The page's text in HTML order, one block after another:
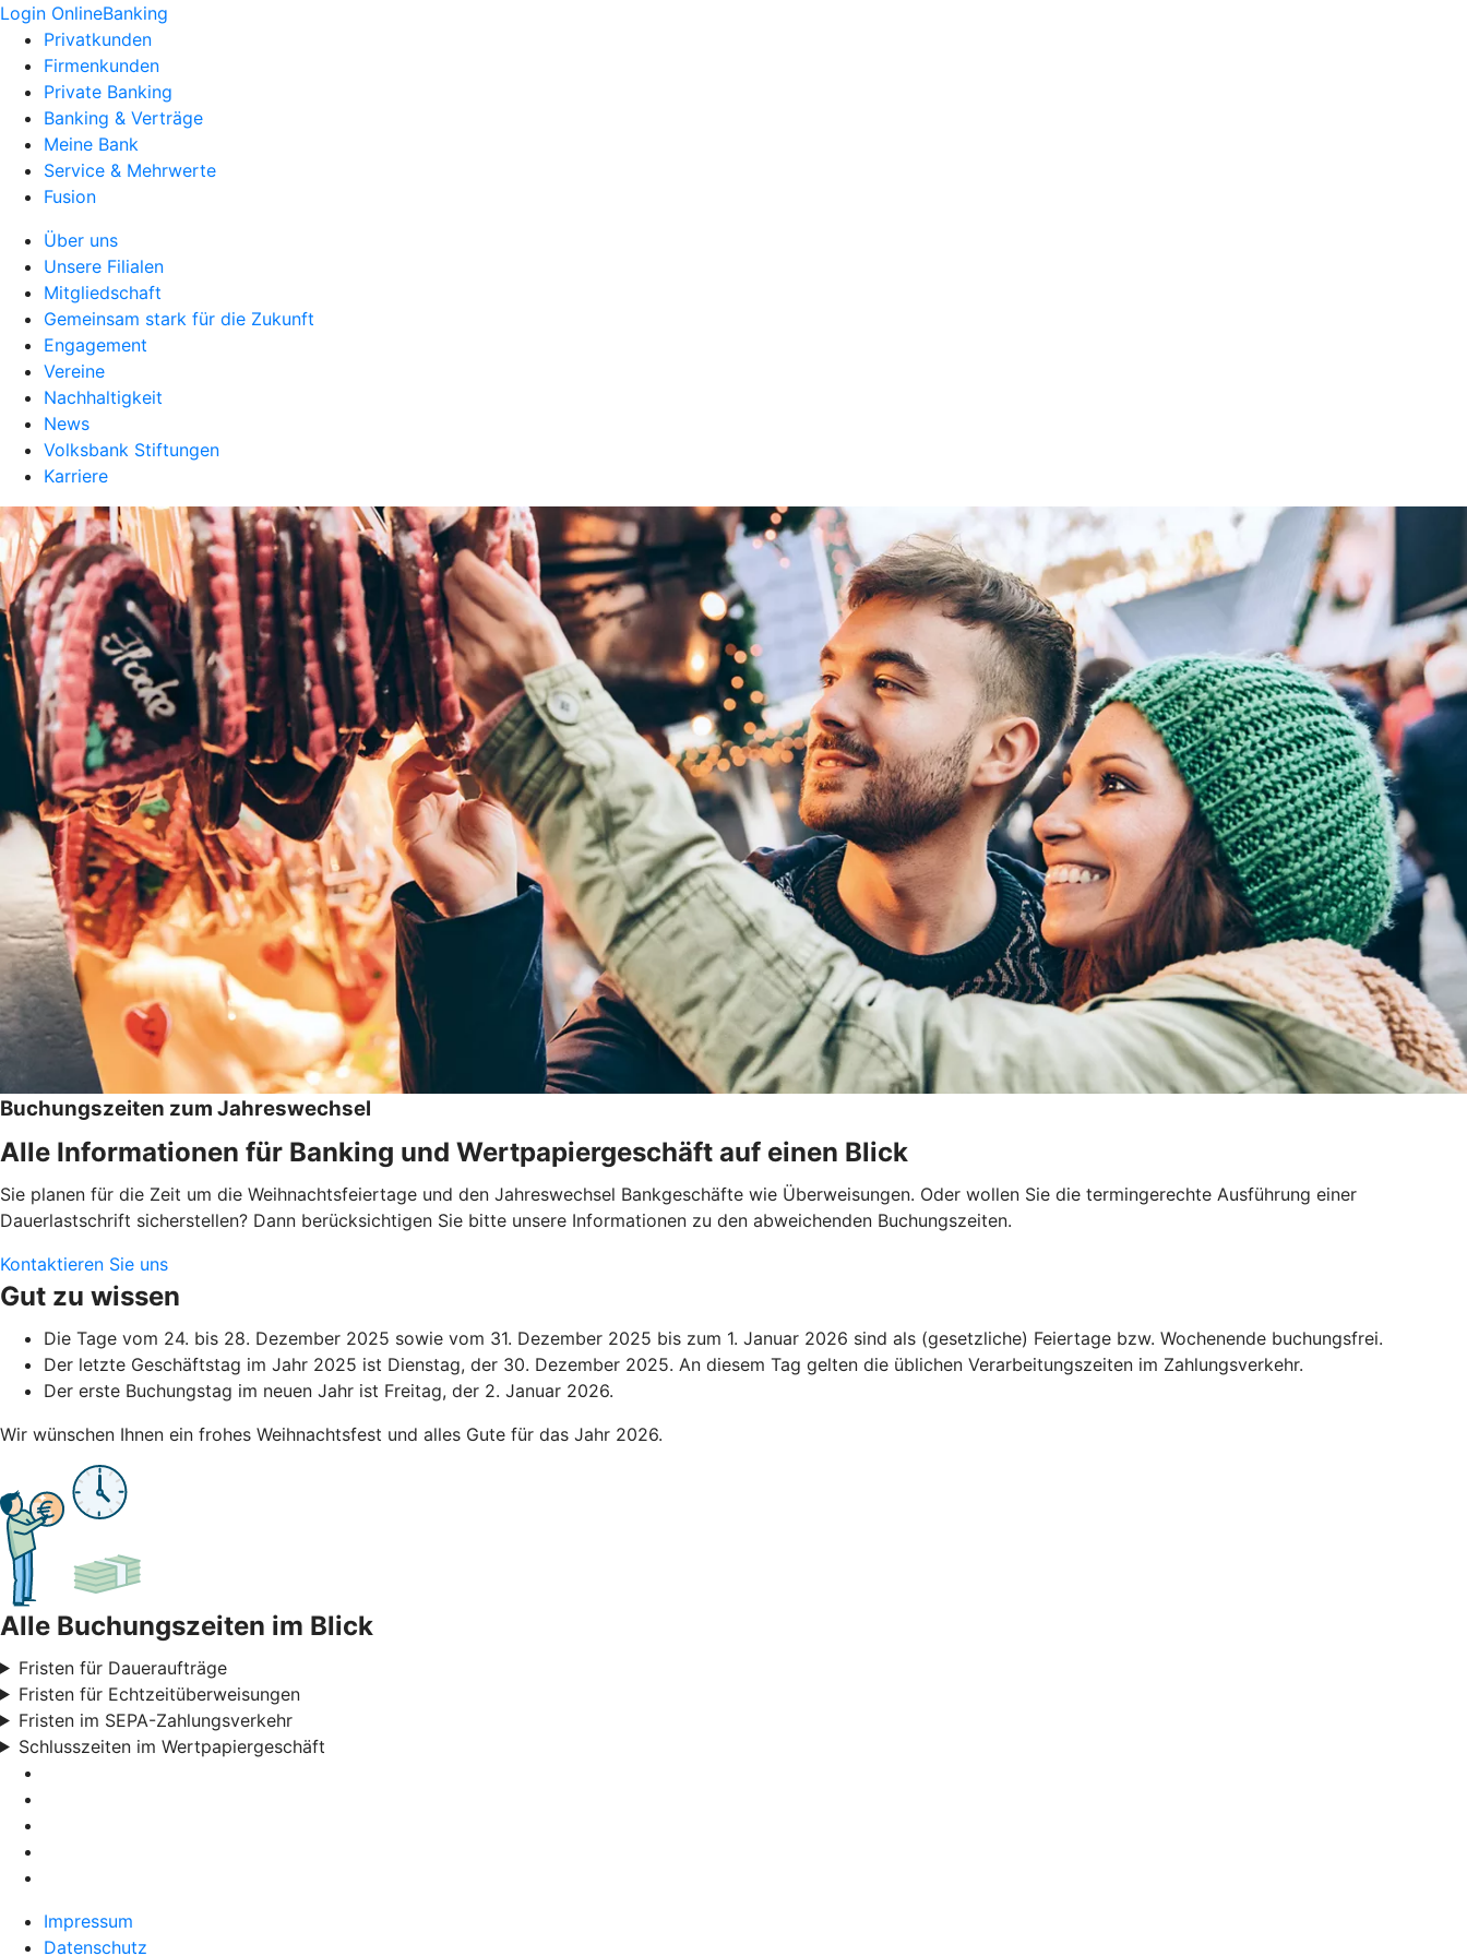
Login OnlineBanking
Privatkunden
Firmenkunden
Private Banking
Banking & Verträge
Meine Bank
Service & Mehrwerte
Fusion
Über uns
Unsere Filialen
Mitgliedschaft
Gemeinsam stark für die Zukunft
Engagement
Vereine
Nachhaltigkeit
News
Volksbank Stiftungen
Karriere
Buchungszeiten zum Jahreswechsel
Alle Informationen für Banking und Wertpapiergeschäft auf einen Blick
Sie planen für die Zeit um die Weihnachtsfeiertage und den Jahreswechsel Bankgeschäfte wie Überweisungen. Oder wollen Sie die termingerechte Ausführung einer
Dauerlastschrift sicherstellen? Dann berücksichtigen Sie bitte unsere Informationen zu den abweichenden Buchungszeiten.
Kontaktieren Sie uns
Gut zu wissen
Die Tage vom 24. bis 28. Dezember 2025 sowie vom 31. Dezember 2025 bis zum 1. Januar 2026 sind als (gesetzliche) Feiertage bzw. Wochenende buchungsfrei.
Der letzte Geschäftstag im Jahr 2025 ist Dienstag, der 30. Dezember 2025. An diesem Tag gelten die üblichen Verarbeitungszeiten im Zahlungsverkehr.
Der erste Buchungstag im neuen Jahr ist Freitag, der 2. Januar 2026.
Wir wünschen Ihnen ein frohes Weihnachtsfest und alles Gute für das Jahr 2026.
Alle Buchungszeiten im Blick
Fristen für Daueraufträge
Fristen für Echtzeitüberweisungen
Fristen im SEPA-Zahlungsverkehr
Schlusszeiten im Wertpapiergeschäft
Impressum
Datenschutz